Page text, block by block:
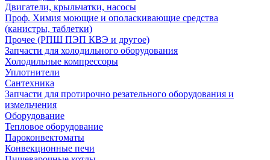
Двигатели, крыльчатки, насосы
Проф. Химия моющие и ополаскивающие средства
(канистры, таблетки)
Прочее (РПШ ПЭП КВЭ и другое)
Запчасти для холодильного оборудования
Холодильные компрессоры
Уплотнители
Сантехника
Запчасти для протирочно резательного оборудования и
измельчения
Оборудование
Тепловое оборудование
Пароконвектоматы
Конвекционные печи